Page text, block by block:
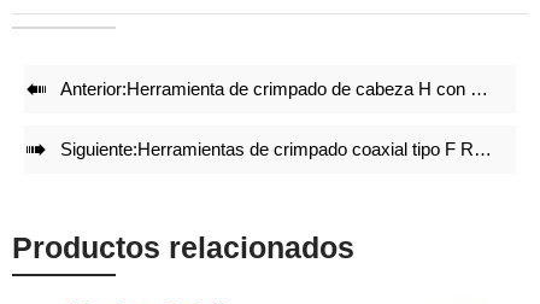
• Ajuste preciso antes de la entrega de fábrica.
crimpado.
 Anterior:Herramienta de crimpado de cabeza H con bloqueo por tornillo para 10-120mm² HP-120/120B
 Siguiente:Herramientas de crimpado coaxial tipo F RG59 RG6 RG11 HT-H548A
Productos relacionados